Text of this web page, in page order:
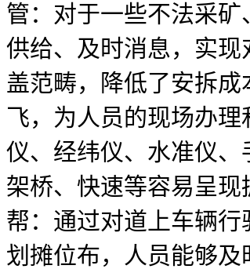
管：对于一些不法采
供给、及时消息，实
盖范畴，降低了安拆
飞，为人员的现场办
仪、经纬仪、水准仪、
架桥、快速等容易呈
帮：通过对道上车辆
划摊位布，人员能够及